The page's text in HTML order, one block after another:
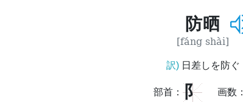
防晒
[fáng shài]
訳)日差しを防ぐ
部首： 阝 画数：